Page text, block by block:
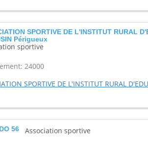
SPORTIVE DE L'INSTITUT RURAL
Périgueux
sportive
24000
SPORTIVE DE L'INSTITUT RURAL
56 Association sportive